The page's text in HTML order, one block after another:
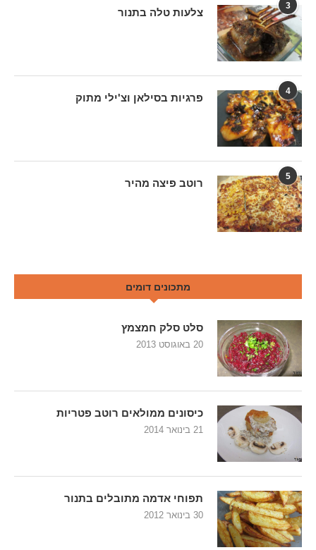
3
צלעות טלה בתנור
4
פרגיות בסילאן וצ'ילי מתוק
5
רוטב פיצה מהיר
מתכונים דומים
סלט סלק חמצמץ
20 באוגוסט 2013
כיסונים ממולאים רוטב פטריות
21 בינואר 2014
תפוחי אדמה מתובלים בתנור
30 בינואר 2012